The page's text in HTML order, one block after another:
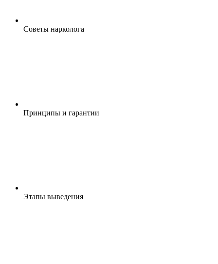
Cоветы нарколога
Принципы и гарантии
Этапы выведения